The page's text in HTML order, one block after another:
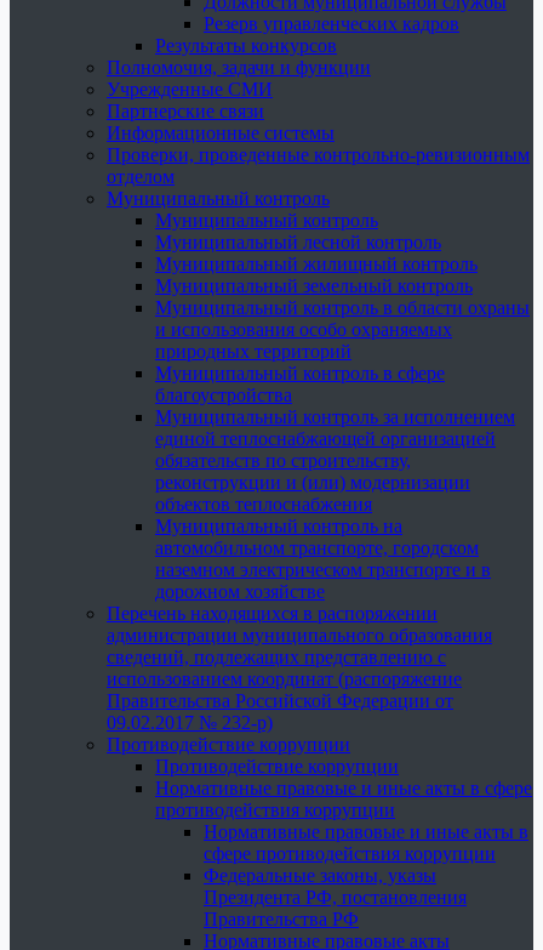
Резерв управленческих кадров
Результаты конкурсов
Полномочия, задачи и функции
Учрежденные СМИ
Партнерские связи
Информационные системы
Проверки, проведенные контрольно-ревизионным
отделом
Муниципальный контроль
Муниципальный контроль
Муниципальный лесной контроль
Муниципальный жилищный контроль
Муниципальный земельный контроль
Муниципальный контроль в области охраны
и использования особо охраняемых
природных территорий
Муниципальный контроль в сфере
благоустройства
Муниципальный контроль за исполнением
единой теплоснабжающей организацией
обязательств по строительству,
реконструкции и (или) модернизации
объектов теплоснабжения
Муниципальный контроль на
автомобильном транспорте, городском
наземном электрическом транспорте и в
дорожном хозяйстве
Перечень находящихся в распоряжении
администрации муниципального образования
сведений, подлежащих представлению с
использованием координат (распоряжение
Правительства Российской Федерации от
09.02.2017 № 232-р)
Противодействие коррупции
Противодействие коррупции
Нормативные правовые и иные акты в сфере
противодействия коррупции
Нормативные правовые и иные акты в
сфере противодействия коррупции
Федеральные законы, указы
Президента РФ, постановления
Правительства РФ
Нормативные правовые акты